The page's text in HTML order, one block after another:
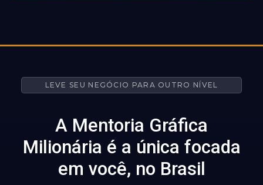
LEVE SEU NEGÓCIO PARA OUTRO NÍVEL
A Mentoria Gráfica
Milionária é a única focada
em você, no Brasil